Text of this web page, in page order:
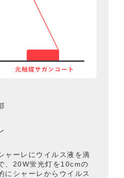
ャーレにウイルス液を滴
、20W蛍光灯を10cmの
にシャーレからウイルス